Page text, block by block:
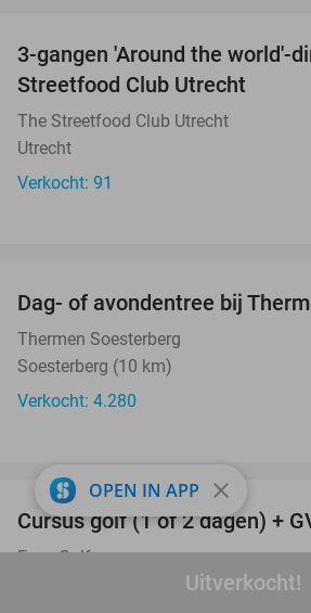
Uitverkocht!
3-gangen 'Around the world'-
Streetfood Club Utrecht
The Streetfood Club Utrecht
Utrecht
Verkocht: 91
Dag- of avondentree bij
Thermen Soesterberg
Soesterberg (10 km)
Verkocht: 4.280
Cursus golf (1 of 2 dagen) +
Easy Golf
OPEN IN APP close